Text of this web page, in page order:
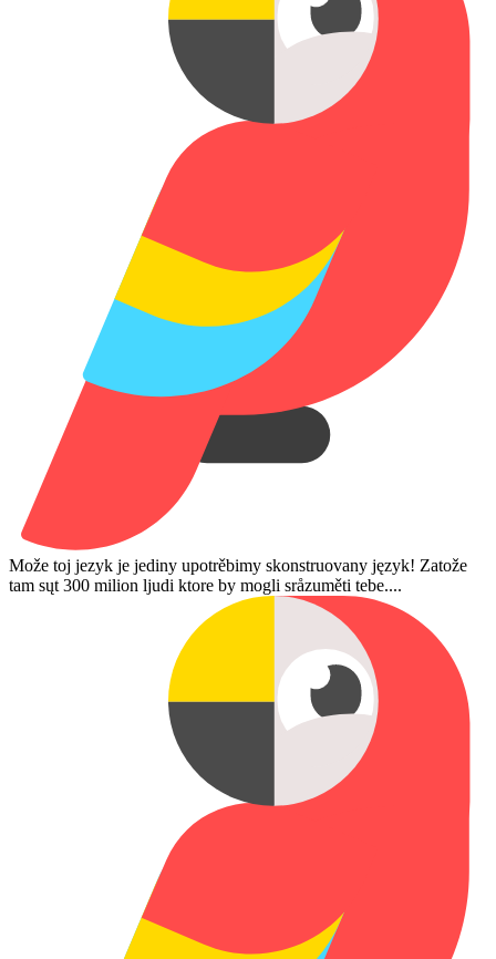
Može toj jezyk je jediny upotrěbimy skonstruovany język! Zatože
tam sųt 300 milion ljudi ktore by mogli sråzuměti tebe....